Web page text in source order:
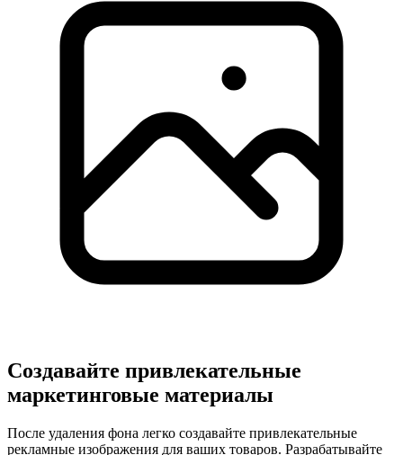
Создавайте привлекательные
маркетинговые материалы
После удаления фона легко создавайте привлекательные
рекламные изображения для ваших товаров. Разрабатывайте